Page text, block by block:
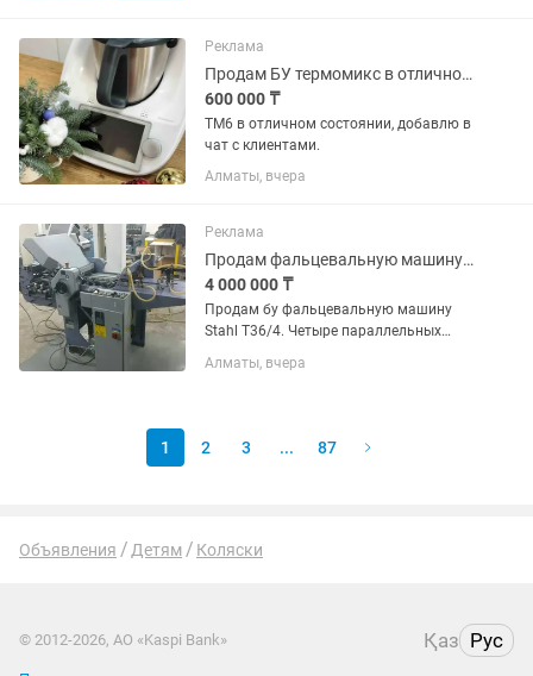
Реклама
Продам БУ термомикс в отличном состоянии черный лимитированный
600 000 ₸
ТМ6 в отличном состоянии, добавлю в
чат с клиентами.
Алматы, вчера
Реклама
Продам фальцевальную машину Stahl T36/4
4 000 000 ₸
Продам бу фальцевальную машину
Stahl T36/4. Четыре параллельных
Полностью комплектная и готова к
обмен на...
Алматы, вчера
1 2 3 ... 87
Объявления Детям Коляски
© 2012-2026, АО «Kaspi Bank» Қаз Рус